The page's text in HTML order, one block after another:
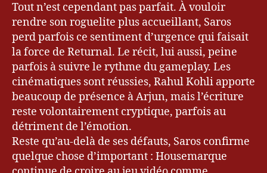
Tout n’est cependant pas parfait. À vouloir
rendre son roguelite plus accueillant, Saros
perd parfois ce sentiment d’urgence qui faisait
la force de Returnal. Le récit, lui aussi, peine
parfois à suivre le rythme du gameplay. Les
cinématiques sont réussies, Rahul Kohli apporte
beaucoup de présence à Arjun, mais l’écriture
reste volontairement cryptique, parfois au
détriment de l’émotion.
Reste qu’au-delà de ses défauts, Saros confirme
quelque chose d’important : Housemarque
,
Bl
o
g
u
e
u
r
&
G
a
m
er